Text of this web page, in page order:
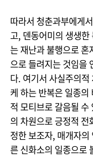
따라서 청춘과부에게
고, 덴동어미의 생생
는 재난과 불행으로
으로 들려지는 것임을
다. 여기서 사실주의
케 하는 반복은 일종
적 모티브로 갈음될
의 차원으로 긍정적
정한 보조자, 매개자
른 신화소의 일종으로